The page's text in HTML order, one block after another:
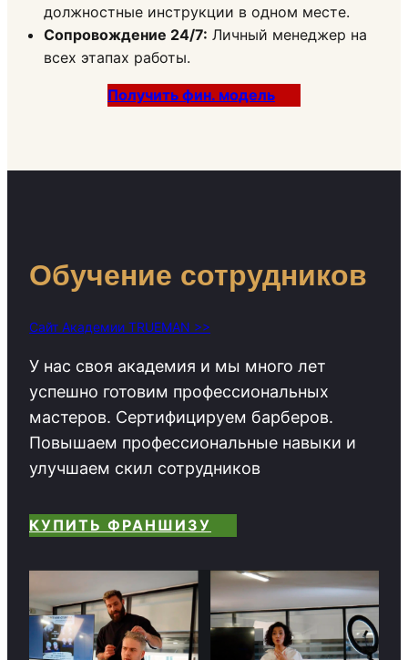
должностные инструкции в одном месте.
Сопровождение 24/7: Личный менеджер на
всех этапах работы.
Получить фин. модель
Обучение сотрудников
Сайт Академии TRUEMAN >>
У нас своя академия и мы много лет
успешно готовим профессиональных
мастеров. Сертифицируем барберов.
Повышаем профессиональные навыки и
улучшаем скил сотрудников
КУПИТЬ ФРАНШИЗУ